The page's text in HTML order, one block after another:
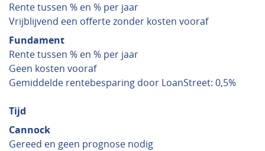
Rente tussen % en % per jaar
Vrijblijvend een offerte zonder kosten vooraf
Fundament
Rente tussen % en % per jaar
Geen kosten vooraf
Gemiddelde rentebesparing door LoanStreet: 0,5%
Tijd
Cannock
Gereed en geen prognose nodig